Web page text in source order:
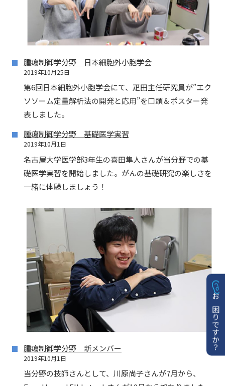
腫瘍制御学分野 日本細胞外小胞学会
2019年10月25日
第6回日本細胞外小胞学会にて、疋田主任研究員が”エク
ソソーム定量解析法の開発と応用”を口頭＆ポスター発
表しました。
腫瘍制御学分野 基礎医学実習
2019年10月1日
名古屋大学医学部3年生の喜田隼人さんが当分野での基
礎医学実習を開始しました。がんの基礎研究の楽しさを
一緒に体験しましょう！
腫瘍制御学分野 新メンバー
2019年10月1日
当分野の技師さんとして、川原尚子さんが7月から、
お困りですか？